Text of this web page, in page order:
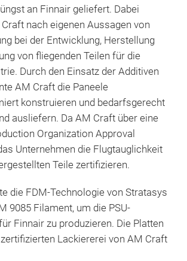
an Finnair geliefert. Dabei
nach eigenen Aussagen von
bei der Entwicklung, Herstellung
von fliegenden Teilen für die
Durch den Einsatz der Additiven
AM Craft die Paneele
konstruieren und bedarfsgerecht
ausliefern. Da AM Craft über eine
Organization Approval
Unternehmen die Flugtauglichkeit
Teile zertifizieren.
die FDM-Technologie von Stratasys
9085 Filament, um die PSU-
Finnair zu produzieren. Die Platten
Lackiererei von AM Craft